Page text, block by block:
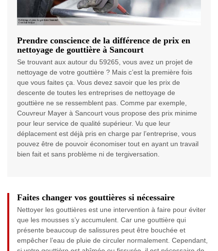
Prendre conscience de la différence de prix en
nettoyage de gouttière à Sancourt
Se trouvant aux autour du 59265, vous avez un projet de
nettoyage de votre gouttière ? Mais c’est la première fois
que vous faites ça. Vous devez savoir que les prix de
descente de toutes les entreprises de nettoyage de
gouttière ne se ressemblent pas. Comme par exemple,
Couvreur Mayer à Sancourt vous propose des prix minime
pour leur service de qualité supérieur. Vu que leur
déplacement est déjà pris en charge par l’entreprise, vous
pouvez être de pouvoir économiser tout en ayant un travail
bien fait et sans problème ni de tergiversation.
Faites changer vos gouttières si nécessaire
Nettoyer les gouttières est une intervention à faire pour éviter
que les mousses s’y accumulent. Car une gouttière qui
présente beaucoup de salissures peut être bouchée et
empêcher l’eau de pluie de circuler normalement. Cependant,